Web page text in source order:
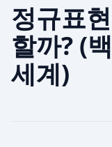
정규표
할까? (
세계)